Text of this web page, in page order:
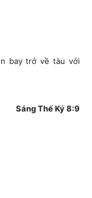
bay trở về tàu với
Sáng Thế Ký 8:9